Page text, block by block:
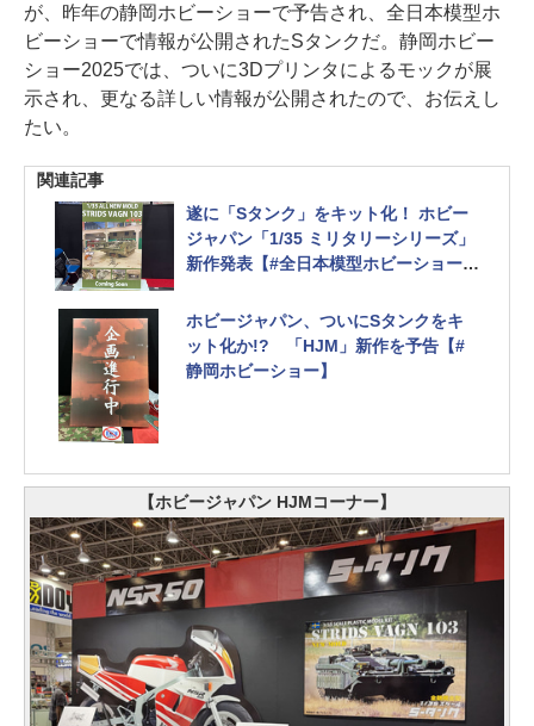
が、昨年の静岡ホビーショーで予告され、全日本模型ホ
ビーショーで情報が公開されたSタンクだ。静岡ホビー
ショー2025では、ついに3Dプリンタによるモックが展
示され、更なる詳しい情報が公開されたので、お伝えし
たい。
関連記事
遂に「Sタンク」をキット化！ ホビー
ジャパン「1/35 ミリタリーシリーズ」
新作発表【#全日本模型ホビーショー】
ーパーツセット」も展示
ホビージャパン、ついにSタンクをキ
ット化か!? 「HJM」新作を予告【#
静岡ホビーショー】
【ホビージャパン HJMコーナー】